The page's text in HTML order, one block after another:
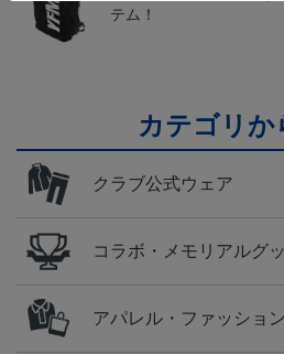
テム！
カテゴリか
クラブ公式ウェア
コラボ・メモリアルグ
アパレル・ファッショ